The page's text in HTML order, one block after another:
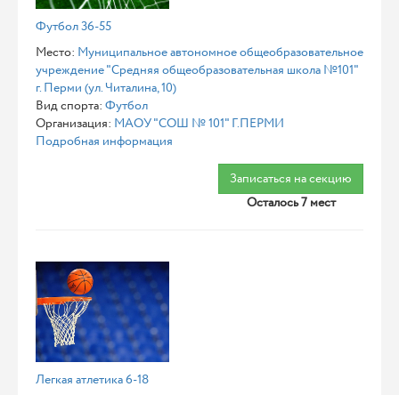
Футбол 36-55
Место: Муниципальное автономное общеобразовательное
учреждение "Средняя общеобразовательная школа №101"
г. Перми (ул. Читалина, 10)
Вид спорта: Футбол
Организация: МАОУ "СОШ № 101" Г.ПЕРМИ
Подробная информация
Записаться на секцию
Осталось 7 мест
Легкая атлетика 6-18